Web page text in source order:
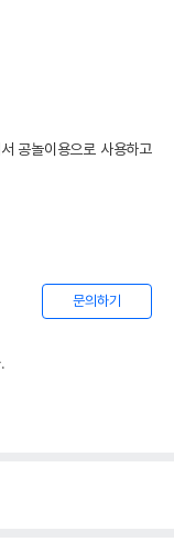
공놀이용으로 사용하고
문의하기